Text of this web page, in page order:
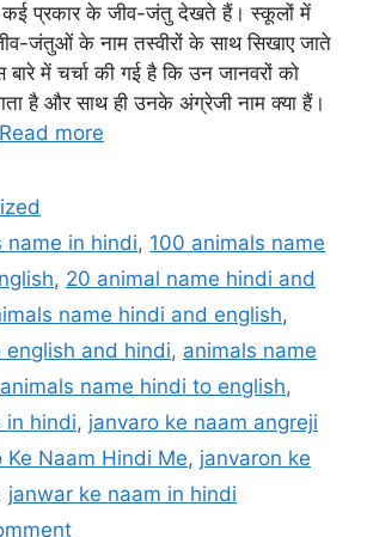
कई प्रकार के जीव-जंतु देखते हैं। स्कूलों में
जंतुओं के नाम तस्वीरों के साथ सिखाए जाते
में चर्चा की गई है कि उन जानवरों को
है और साथ ही उनके अंग्रेजी नाम क्या हैं।
Read more
name in hindi, 100 animals name
, 20 animal name hindi and
name hindi and english,
english and hindi, animals name
animals name hindi to english,
in hindi, janvaro ke naam angreji
Ke Naam Hindi Me, janvaron ke
janwar ke naam in hindi